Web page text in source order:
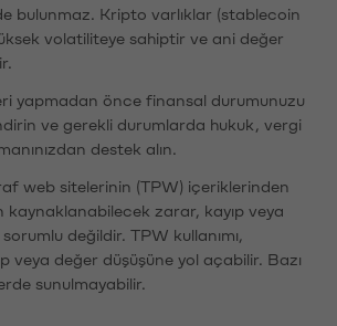
bulunmaz. Kripto varlıklar (stablecoin
volatiliteye sahiptir ve ani değer
yapmadan önce finansal durumunuzu
ve gerekli durumlarda hukuk, vergi
destek alın.
web sitelerinin (TPW) içeriklerinden
kaynaklanabilecek zarar, kayıp veya
değildir. TPW kullanımı,
veya değer düşüşüne yol açabilir. Bazı
sunulmayabilir.